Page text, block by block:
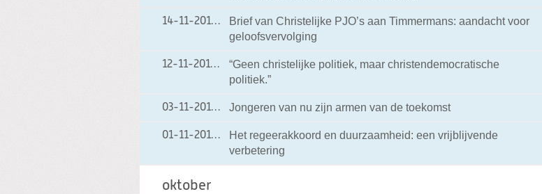
14-11-201214-11-2012 19:00
Brief van Christelijke PJO’s aan Timmermans: aandacht voor
geloofsvervolging
12-11-201212-11-2012 18:40
“Geen christelijke politiek, maar christendemocratische
politiek.”
03-11-201203-11-2012 18:37
Jongeren van nu zijn armen van de toekomst
01-11-201201-11-2012 19:00
Het regeerakkoord en duurzaamheid: een vrijblijvende
verbetering
oktober